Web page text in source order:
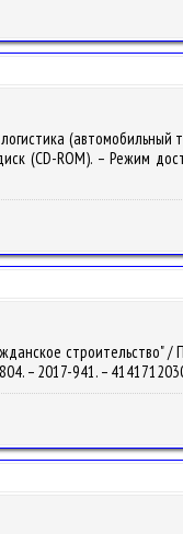
(CD-ROM). – Режим
строительство" /
– 2017-941. –